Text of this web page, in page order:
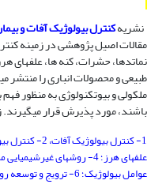
نشریهکنترل بیولوژیک آفات و
مقالات اصیل پژوهشی در زمینه
نماتدها، حشرات، کنه­ ها، علفهای
طبیعی و محصولات انباری را منتشر
ملکولی و بیوتکنولوژی به منظور
باشند، مورد پذیرش قرار می­گیرند.
عوامل بیولوژیک؛ 6- ترویج و توسعه روشهای بیوکنترل